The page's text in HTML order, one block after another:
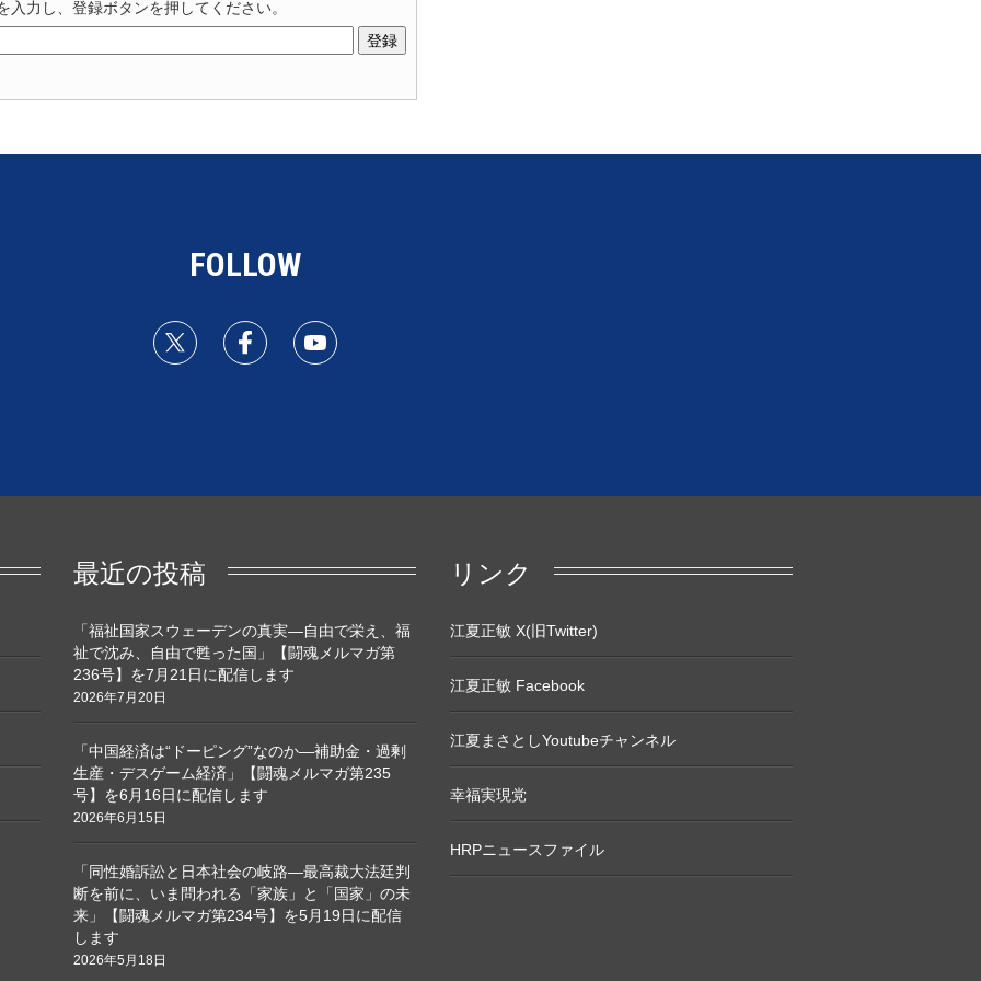
入力し、登録ボタンを押してください。
FOLLOW
最近の投稿
「福祉国家スウェーデンの真実―自由で栄え、福
祉で沈み、自由で甦った国」【闘魂メルマガ第
236号】を7月21日に配信します
2026年7月20日
「中国経済は“ドーピング”なのか―補助金・過剰
生産・デスゲーム経済」【闘魂メルマガ第235
号】を6月16日に配信します
2026年6月15日
「同性婚訴訟と日本社会の岐路―最高裁大法廷判
断を前に、いま問われる「家族」と「国家」の未
来」【闘魂メルマガ第234号】を5月19日に配信
します
2026年5月18日
リンク
江夏正敏 X(旧Twitter)
江夏正敏 Facebook
江夏まさとしYoutubeチャンネル
幸福実現党
HRPニュースファイル